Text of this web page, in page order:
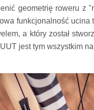
geometrię roweru z
funkcjonalność
a który został
jest tym wszystkim